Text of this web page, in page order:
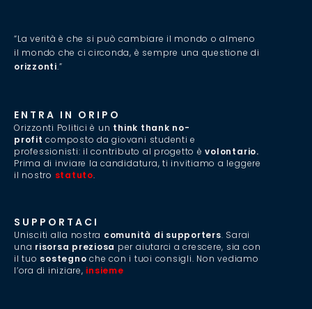
“La verità è che si può cambiare il mondo o almeno
il mondo che ci circonda, è sempre una questione di
orizzonti.”
ENTRA IN ORIPO
Orizzonti Politici è un think thank no-
profit composto da giovani studenti e
professionisti: il contributo al progetto èvolontario.
Prima di inviare la candidatura, ti invitiamo a leggere
il nostro statuto.
SUPPORTACI
Unisciti alla nostra comunità di supporters. Sarai
una risorsa preziosa per aiutarci a crescere, sia con
il tuo sostegno che con i tuoi consigli. Non vediamo
l’ora di iniziare, insieme